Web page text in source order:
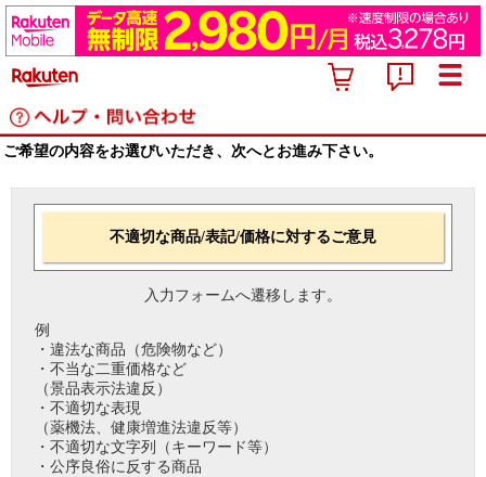
ご希望の内容をお選びいただき、次へとお進み下さい。
不適切な商品/表記/価格に対するご意見
入力フォームへ遷移します。
例
・違法な商品（危険物など）
・不当な二重価格など
（景品表示法違反）
・不適切な表現
（薬機法、健康増進法違反等）
・不適切な文字列（キーワード等）
・公序良俗に反する商品